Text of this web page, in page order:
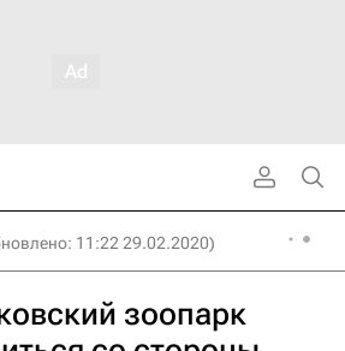
11:22 29.02.2020)
зоопарк